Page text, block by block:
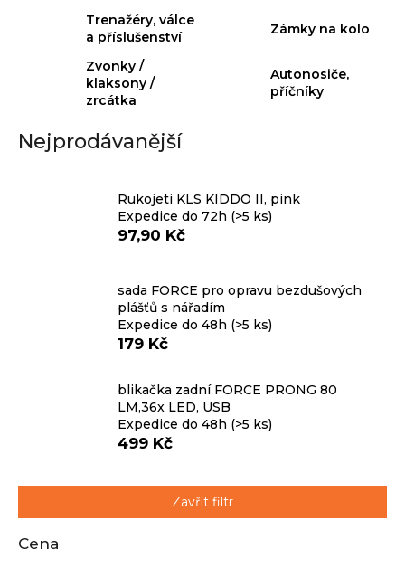
Trenažéry, válce
a příslušenství
Zámky na kolo
Zvonky /
klaksony /
zrcátka
Autonosiče,
příčníky
Nejprodávanější
Rukojeti KLS KIDDO II, pink
Expedice do 72h (>5 ks)
97,90 Kč
sada FORCE pro opravu bezdušových
plášťů s nářadím
Expedice do 48h (>5 ks)
179 Kč
blikačka zadní FORCE PRONG 80
LM,36x LED, USB
Expedice do 48h (>5 ks)
499 Kč
Zavřít filtr
Cena
FCM8200
165
MM